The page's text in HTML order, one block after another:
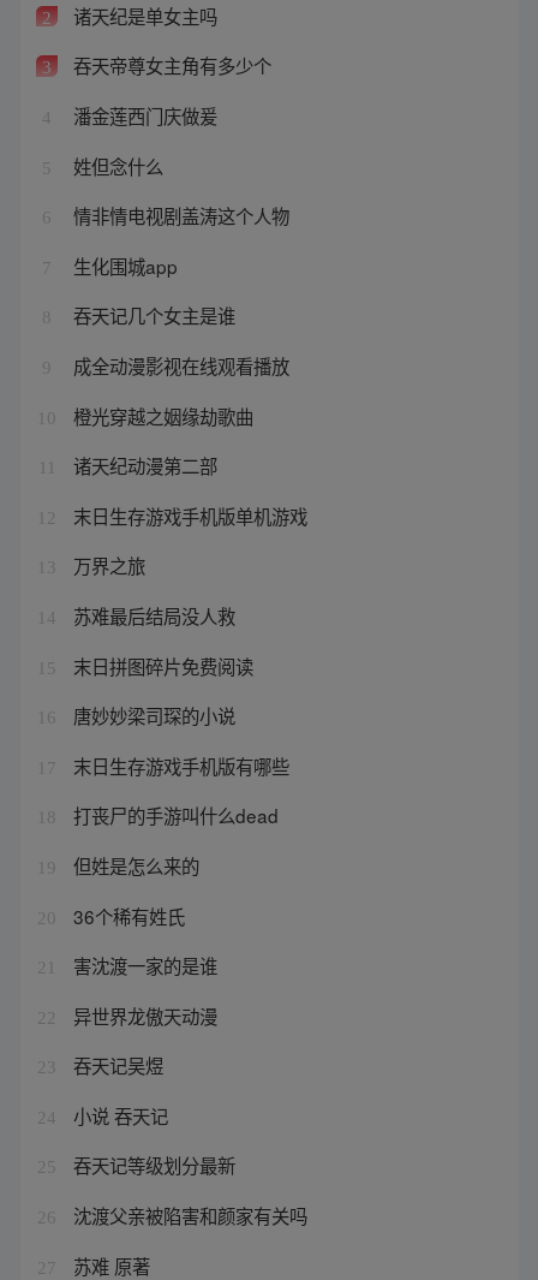
2 诸天纪是单女主吗
3 吞天帝尊女主角有多少个
4 潘金莲西门庆做爰
5 姓但念什么
6 情非情电视剧盖涛这个人物
7 生化围城app
8 吞天记几个女主是谁
9 成全动漫影视在线观看播放
10 橙光穿越之姻缘劫歌曲
诸天纪动漫第二部
12 末日生存游戏手机版单机游戏
13 万界之旅
14 苏难最后结局没人救
15 末日拼图碎片免费阅读
16 唐妙妙梁司琛的小说
17 末日生存游戏手机版有哪些
18 打丧尸的手游叫什么dead
19 但姓是怎么来的
20 36个稀有姓氏
21 害沈渡一家的是谁
22 异世界龙傲天动漫
23 吞天记吴煜
24 小说 吞天记
25 吞天记等级划分最新
26 沈渡父亲被陷害和颜家有关吗
27 苏难 原著